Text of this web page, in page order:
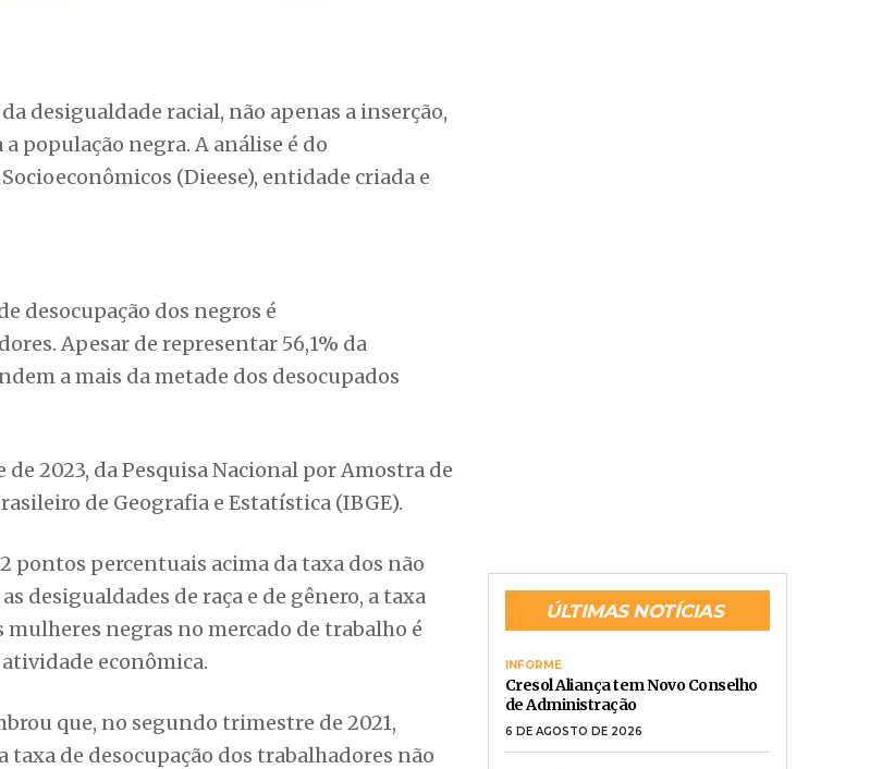
desigualdade racial, não apenas a inserção,
população negra. A análise é do
(Dieese), entidade criada e
desocupação dos negros é
Apesar de representar 56,1% da
a mais da metade dos desocupados
2023, da Pesquisa Nacional por Amostra de
de Geografia e Estatística (IBGE).
pontos percentuais acima da taxa dos não
desigualdades de raça e de gênero, a taxa
mulheres negras no mercado de trabalho é
econômica.
que, no segundo trimestre de 2021,
de desocupação dos trabalhadores não
ÚLTIMAS NOTÍCIAS
INFORME
Cresol Aliança tem Novo Conselho
de Administração
6 DE AGOSTO DE 2026